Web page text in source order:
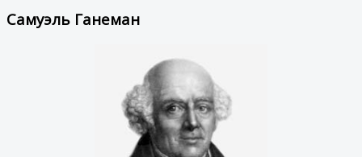
Самуэль Ганеман